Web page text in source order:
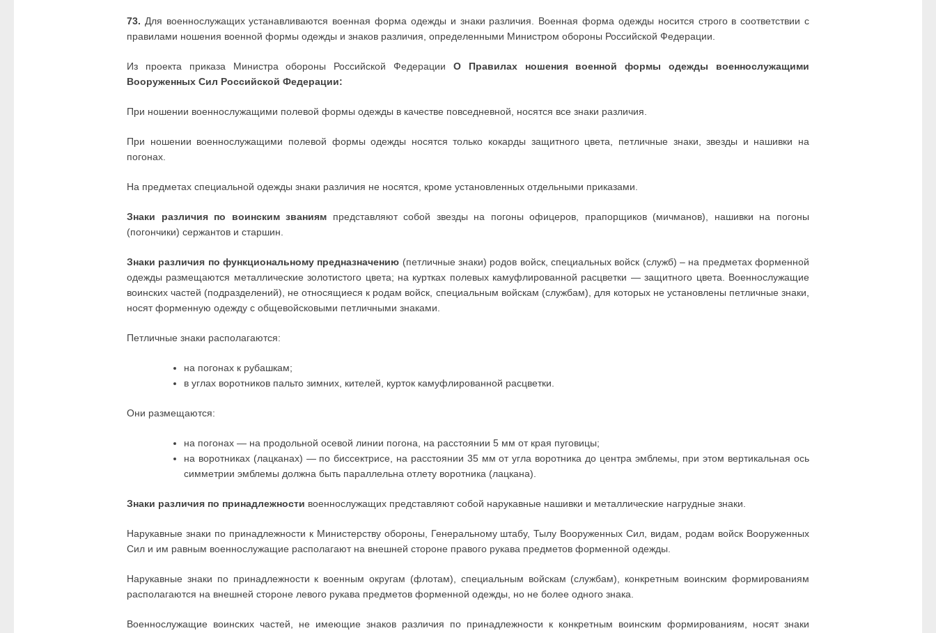
73. Для военнослужащих устанавливаются военная форма одежды и знаки различия. Военная форма одежды носится строго в соответствии с
правилами ношения военной формы одежды и знаков различия, определенными Министром обороны Российской Федерации.
Из проекта приказа Министра обороны Российской Федерации О Правилах ношения военной формы одежды военнослужащими
Вооруженных Сил Российской Федерации:
При ношении военнослужащими полевой формы одежды в качестве повседневной, носятся все знаки различия.
При ношении военнослужащими полевой формы одежды носятся только кокарды защитного цвета, петличные знаки, звезды и нашивки на
погонах.
На предметах специальной одежды знаки различия не носятся, кроме установленных отдельными приказами.
Знаки различия по воинским званиям представляют собой звезды на погоны офицеров, прапорщиков (мичманов), нашивки на погоны
(погончики) сержантов и старшин.
Знаки различия по функциональному предназначению (петличные знаки) родов войск, специальных войск (служб) – на предметах форменной
одежды размещаются металлические золотистого цвета; на куртках полевых камуфлированной расцветки — защитного цвета. Военнослужащие
воинских частей (подразделений), не относящиеся к родам войск, специальным войскам (службам), для которых не установлены петличные знаки,
носят форменную одежду с общевойсковыми петличными знаками.
Петличные знаки располагаются:
на погонах к рубашкам;
в углах воротников пальто зимних, кителей, курток камуфлированной расцветки.
Они размещаются:
на погонах — на продольной осевой линии погона, на расстоянии 5 мм от края пуговицы;
на воротниках (лацканах) — по биссектрисе, на расстоянии 35 мм от угла воротника до центра эмблемы, при этом вертикальная ось
симметрии эмблемы должна быть параллельна отлету воротника (лацкана).
Знаки различия по принадлежности военнослужащих представляют собой нарукавные нашивки и металлические нагрудные знаки.
Нарукавные знаки по принадлежности к Министерству обороны, Генеральному штабу, Тылу Вооруженных Сил, видам, родам войск Вооруженных
Сил и им равным военнослужащие располагают на внешней стороне правого рукава предметов форменной одежды.
Нарукавные знаки по принадлежности к военным округам (флотам), специальным войскам (службам), конкретным воинским формированиям
располагаются на внешней стороне левого рукава предметов форменной одежды, но не более одного знака.
Военнослужащие воинских частей, не имеющие знаков различия по принадлежности к конкретным воинским формированиям, носят знаки